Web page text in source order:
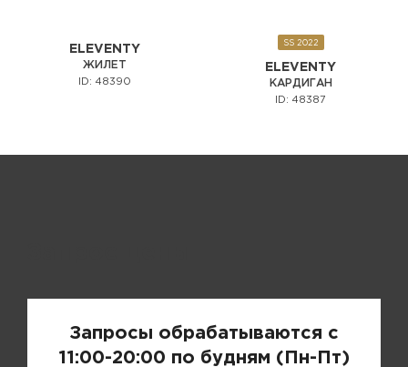
ELEVENTY
ЖИЛЕТ
ID: 48390
SS 2022
ELEVENTY
КАРДИГАН
ID: 48387
Запросы обрабатываются с
11:00-20:00 по будням (Пн-Пт)